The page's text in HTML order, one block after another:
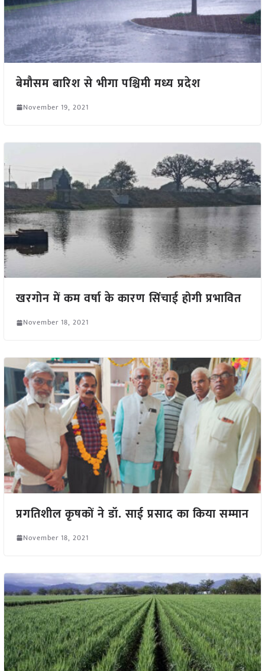
बेमौसम बारिश से भीगा पश्चिमी मध्य प्रदेश
November 19, 2021
खरगोन में कम वर्षा के कारण सिंचाई होगी प्रभावित
November 18, 2021
प्रगतिशील कृषकों ने डॉ. साई प्रसाद का किया सम्मान
November 18, 2021